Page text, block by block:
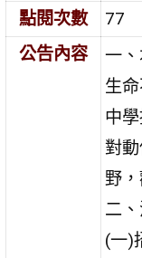
點閱次數
77
公告內容
一
生
中
對
野
二
(一)